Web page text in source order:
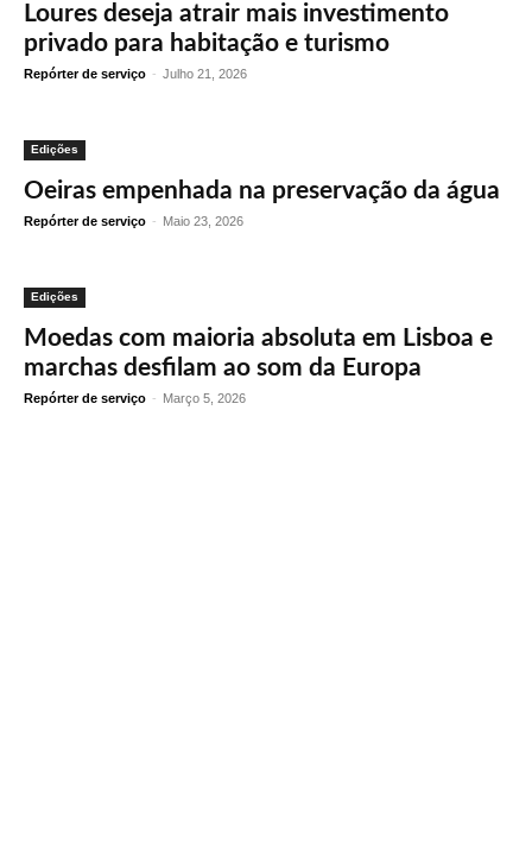
Loures deseja atrair mais investimento
privado para habitação e turismo
Repórter de serviço - Julho 21, 2026
Edições
Oeiras empenhada na preservação da água
Repórter de serviço - Maio 23, 2026
Edições
Moedas com maioria absoluta em Lisboa e
marchas desfilam ao som da Europa
Repórter de serviço - Março 5, 2026